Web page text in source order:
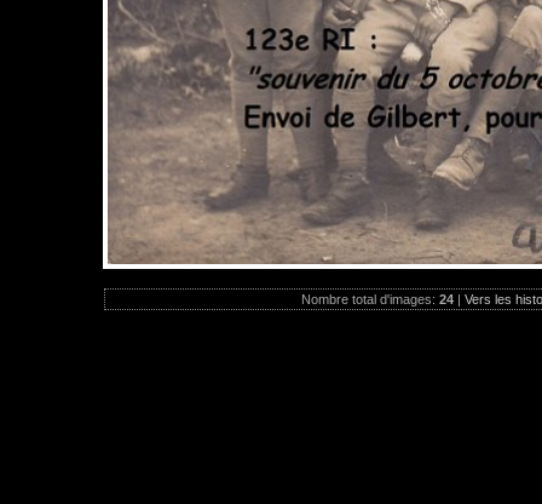
Nombre total d'images: 24 | Vers les